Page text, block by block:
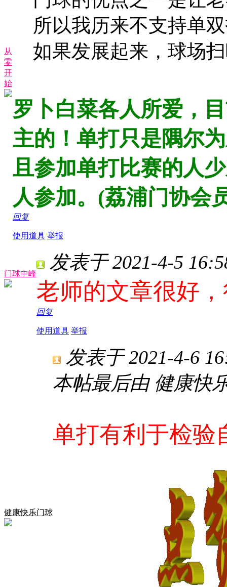
从
零
开
始
所以我历来不支持单
如果发展起来，球场
罗卜白菜各人所爱，
主的！单打只是隅尔
且参加单打比赛的人
人参加。(荔浦门协会
回复
使用道具 举报
门球中峰
发表于 2021-4-5
老师的文章很好
回复
使用道具 举报
健康快乐门球
发表于 2021-4-6
本帖最后由 健康快
单打有利于检验